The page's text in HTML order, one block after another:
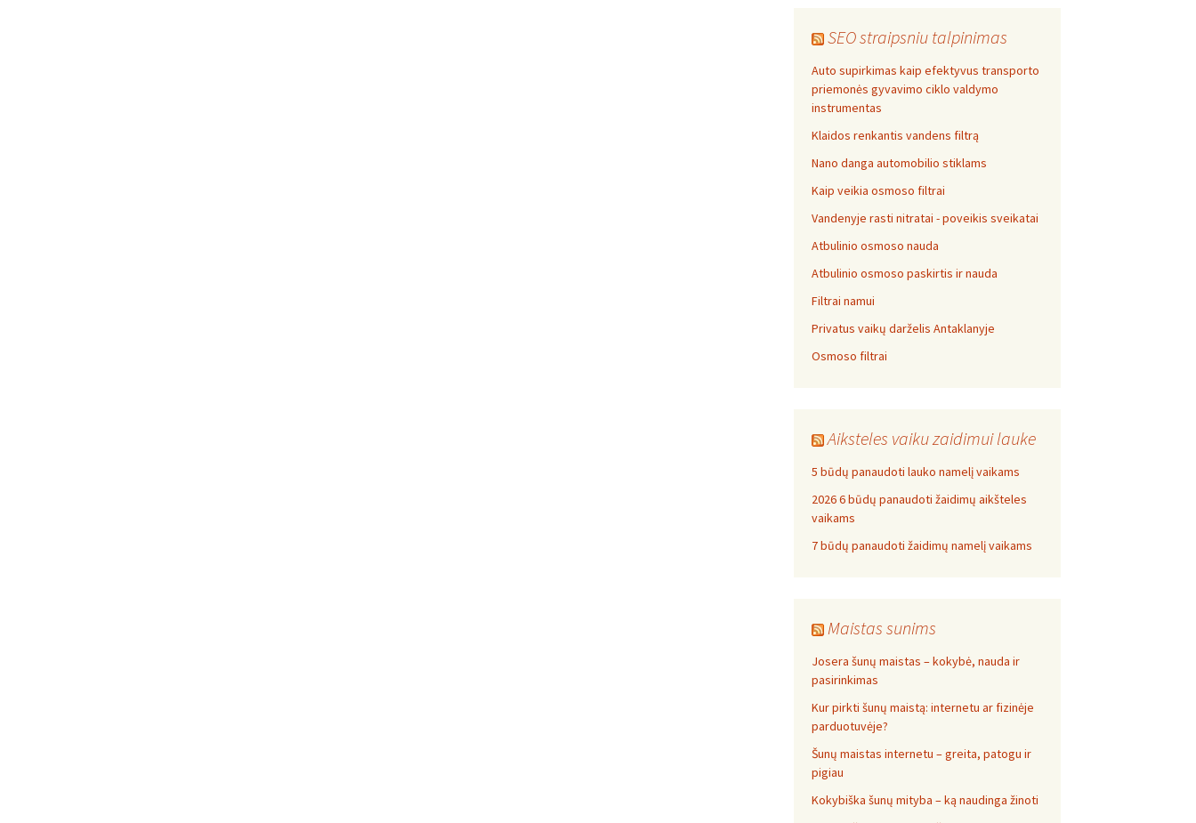
SEO straipsniu talpinimas
Auto supirkimas kaip efektyvus transporto
priemonės gyvavimo ciklo valdymo
instrumentas
Klaidos renkantis vandens filtrą
Nano danga automobilio stiklams
Kaip veikia osmoso filtrai
Vandenyje rasti nitratai - poveikis sveikatai
Atbulinio osmoso nauda
Atbulinio osmoso paskirtis ir nauda
Filtrai namui
Privatus vaikų darželis Antaklanyje
Osmoso filtrai
Aiksteles vaiku zaidimui lauke
5 būdų panaudoti lauko namelį vaikams
2026 6 būdų panaudoti žaidimų aikšteles
vaikams
7 būdų panaudoti žaidimų namelį vaikams
Maistas sunims
Josera šunų maistas – kokybė, nauda ir
pasirinkimas
Kur pirkti šunų maistą: internetu ar fizinėje
parduotuvėje?
Šunų maistas internetu – greita, patogu ir
pigiau
Kokybiška šunų mityba – ką naudinga žinoti